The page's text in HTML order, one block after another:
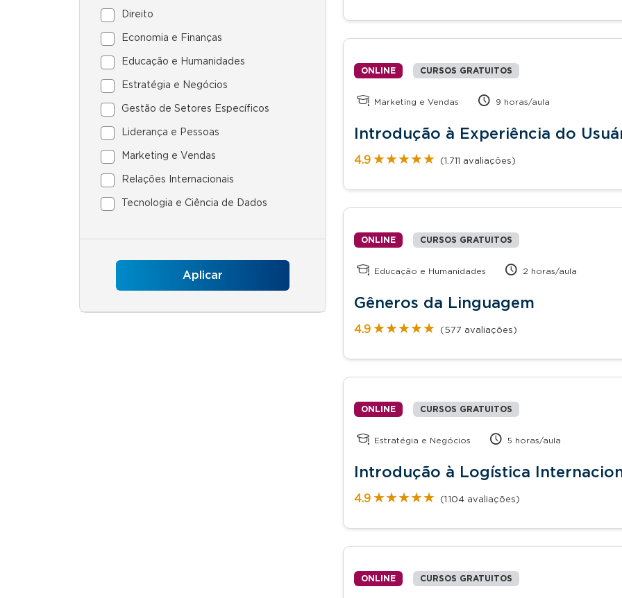
Direito
Economia e Finanças
Educação e Humanidades
Estratégia e Negócios
Gestão de Setores Específicos
Liderança e Pessoas
Marketing e Vendas
Relações Internacionais
Tecnologia e Ciência de Dados
ONLINE CURSOS GRATUITOS
Marketing e Vendas 9 horas/aula
Introdução à Experiência do
4.9 ★★★★★
★★★★★ (1.711 avaliações)
ONLINE CURSOS GRATUITOS
Educação e Humanidades 2 horas/aula
Gêneros da Linguagem
4.9 ★★★★★
★★★★★ (577 avaliações)
ONLINE CURSOS GRATUITOS
Estratégia e Negócios 5 horas/aula
Introdução à Logística
4.9 ★★★★★
★★★★★ (1.104 avaliações)
ONLINE CURSOS GRATUITOS